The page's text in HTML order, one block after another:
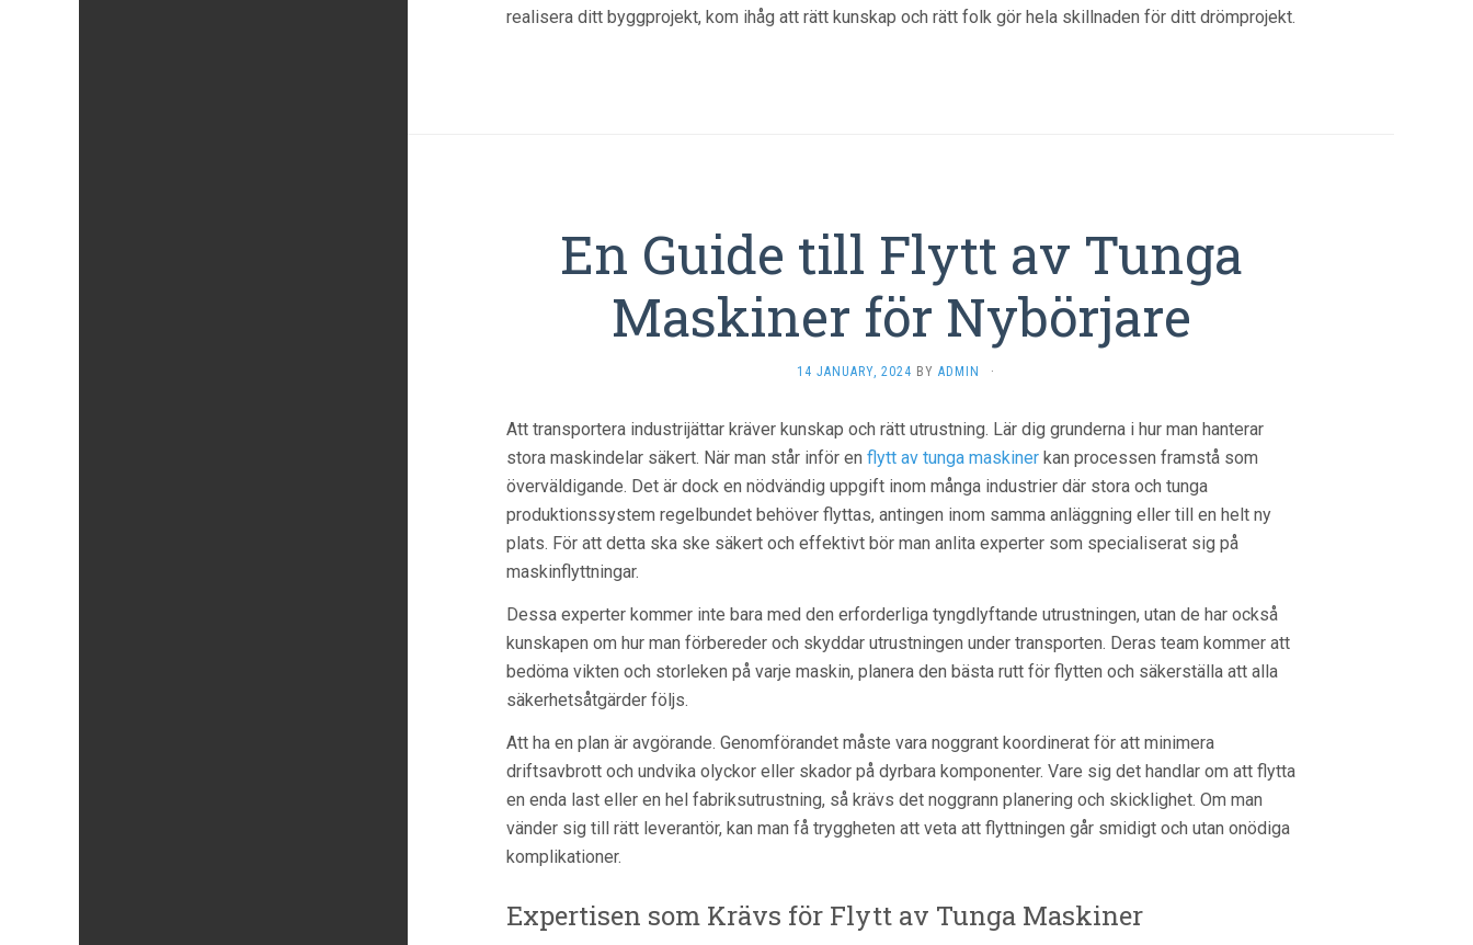
realisera ditt byggprojekt, kom ihåg att rätt kunskap och rätt folk gör hela skillnaden för ditt drömprojekt.
En Guide till Flytt av Tunga
Maskiner för Nybörjare
14 JANUARY, 2024 BY ADMIN ·
Att transportera industrijättar kräver kunskap och rätt utrustning. Lär dig grunderna i hur man hanterar
stora maskindelar säkert. När man står inför en flytt av tunga maskiner kan processen framstå som
överväldigande. Det är dock en nödvändig uppgift inom många industrier där stora och tunga
produktionssystem regelbundet behöver flyttas, antingen inom samma anläggning eller till en helt ny
plats. För att detta ska ske säkert och effektivt bör man anlita experter som specialiserat sig på
maskinflyttningar.
Dessa experter kommer inte bara med den erforderliga tyngdlyftande utrustningen, utan de har också
kunskapen om hur man förbereder och skyddar utrustningen under transporten. Deras team kommer att
bedöma vikten och storleken på varje maskin, planera den bästa rutt för flytten och säkerställa att alla
säkerhetsåtgärder följs.
Att ha en plan är avgörande. Genomförandet måste vara noggrant koordinerat för att minimera
driftsavbrott och undvika olyckor eller skador på dyrbara komponenter. Vare sig det handlar om att flytta
en enda last eller en hel fabriksutrustning, så krävs det noggrann planering och skicklighet. Om man
vänder sig till rätt leverantör, kan man få tryggheten att veta att flyttningen går smidigt och utan onödiga
komplikationer.
Expertisen som Krävs för Flytt av Tunga Maskiner